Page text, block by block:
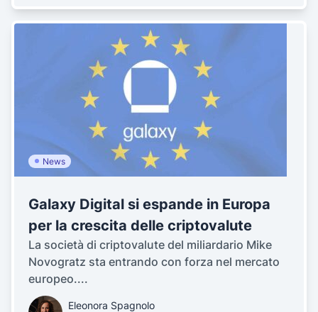
News
Galaxy Digital si espande in Europa
per la crescita delle criptovalute
La società di criptovalute del miliardario Mike
Novogratz sta entrando con forza nel mercato
europeo....
Eleonora Spagnolo